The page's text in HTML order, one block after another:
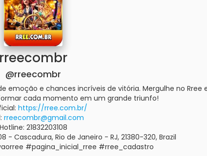
rreecombr
@rreecombr
emoção e chances incríveis de vitória. Mergulhe no Rree
cada momento em um grande triunfo!
https://rree.com.br/
rreecombr@gmail.com
Hotline: 21832203108
- Cascadura, Rio de Janeiro - RJ, 21380-320, Brazil
#pagina_inicial_rree #rree_cadastro